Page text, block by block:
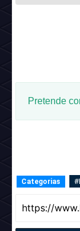
Pretende
Categorias